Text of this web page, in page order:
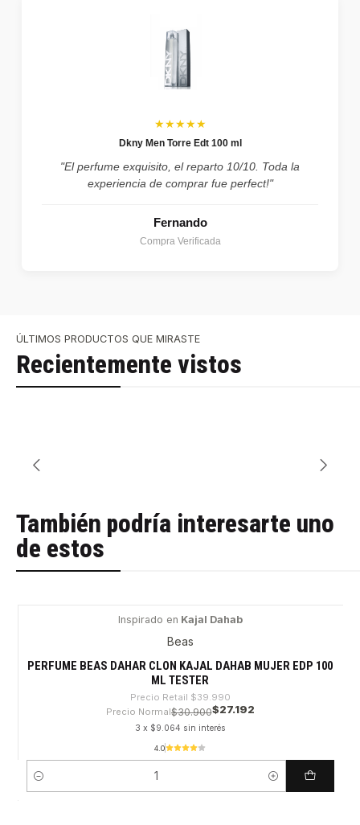
★★★★★
Dkny Men Torre Edt 100 ml
"El perfume exquisito, el reparto 10/10. Toda la
experiencia de comprar fue perfect!"
Fernando
Compra Verificada
ÚLTIMOS PRODUCTOS QUE MIRASTE
Recientemente vistos
También podría interesarte uno
de estos
Inspirado en Kajal Dahab
Beas
PERFUME BEAS DAHAR CLON KAJAL DAHAB MUJER EDP 100
ML TESTER
Precio Retail $39.990
Precio Normal$30.900$27.192
3 x $9.064 sin interés
4.0
Cantidad